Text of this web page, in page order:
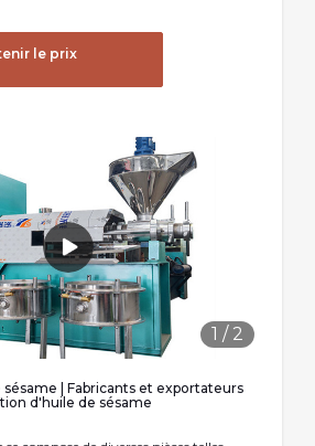
le prix
1 / 2
| Fabricants et exportateurs
d'huile de sésame